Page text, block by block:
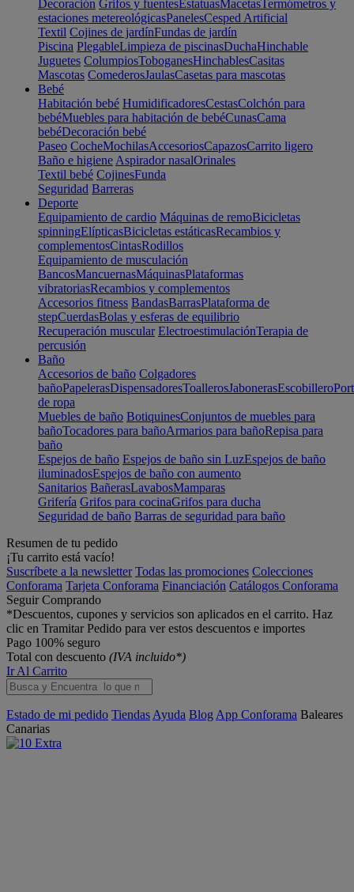
Decoración Grifos y fuentesEstatuasMacetasTermómetros y
estaciones metereológicasPanelesCesped Artificial
Textil Cojines de jardínFundas de jardín
Piscina PlegableLimpieza de piscinasDuchaHinchable
Juguetes ColumpiosToboganesHinchablesCasitas
Mascotas ComederosJaulasCasetas para mascotas
Bebé
Habitación bebé HumidificadoresCestasColchón para
bebéMuebles para habitación de bebéCunasCama
bebéDecoración bebé
Paseo CocheMochilasAccesoriosCapazosCarrito ligero
Baño e higiene Aspirador nasalOrinales
Textil bebé CojinesFunda
Seguridad Barreras
Deporte
Equipamiento de cardio Máquinas de remoBicicletas
spinningElípticasBicicletas estáticasRecambios y
complementosCintasRodillos
Equipamiento de musculación
BancosMancuernasMáquinasPlataformas
vibratoriasRecambios y complementos
Accesorios fitness BandasBarrasPlataforma de
stepCuerdasBolas y esferas de equilibrio
Recuperación muscular ElectroestimulaciónTerapia de
percusión
Baño
Accesorios de baño Colgadores
bañoPapelerasDispensadoresToallerosJabonerasEscobillero
de ropa
Muebles de baño BotiquinesConjuntos de muebles para
bañoTocadores para bañoArmarios para bañoRepisa para
baño
Espejos de baño Espejos de baño sin LuzEspejos de baño
iluminadosEspejos de baño con aumento
Sanitarios BañerasLavabosMamparas
Grifería Grifos para cocinaGrifos para ducha
Seguridad de baño Barras de seguridad para baño
Resumen de tu pedido
¡Tu carrito está vacío!
Suscríbete a la newsletter Todas las promociones Colecciones
Conforama Tarjeta Conforama Financiación Catálogos Conforama
Seguir Comprando
*Descuentos, cupones y servicios son aplicados en el carrito. Haz
clic en Tramitar Pedido para ver estos descuentos e importes
Pago 100% seguro
Total con descuento (IVA incluido*)
Ir Al Carrito
Estado de mi pedido Tiendas Ayuda Blog App Conforama Baleares
Canarias